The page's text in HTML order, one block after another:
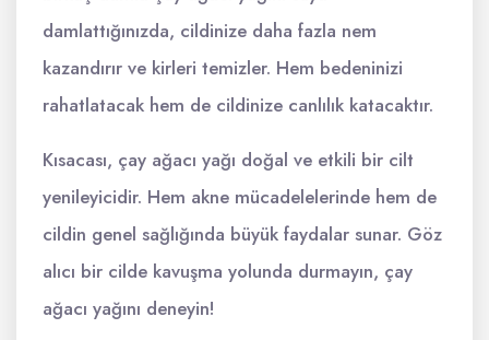
damlattığınızda, cildinize daha fazla nem
kazandırır ve kirleri temizler. Hem bedeninizi
rahatlatacak hem de cildinize canlılık katacaktır.
Kısacası, çay ağacı yağı doğal ve etkili bir cilt
yenileyicidir. Hem akne mücadelelerinde hem de
cildin genel sağlığında büyük faydalar sunar. Göz
alıcı bir cilde kavuşma yolunda durmayın, çay
ağacı yağını deneyin!